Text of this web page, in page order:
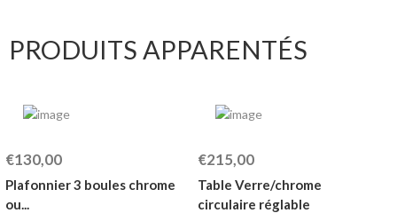
PRODUITS APPARENTÉS
€130,00
Plafonnier 3 boules chrome
ou...
€215,00
Table Verre/chrome
circulaire réglable